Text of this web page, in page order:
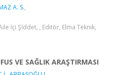
A. S.,
İçi Şİddet, , Editör, Elma Teknik,
VE SAĞLIK ARAŞTIRMASI